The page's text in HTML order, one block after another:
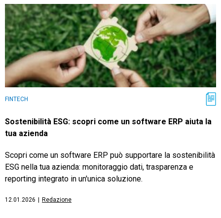
FINTECH
Sostenibilità ESG: scopri come un software ERP aiuta la
tua azienda
Scopri come un software ERP può supportare la sostenibilità
ESG nella tua azienda: monitoraggio dati, trasparenza e
reporting integrato in un'unica soluzione.
12.01.2026 Redazione